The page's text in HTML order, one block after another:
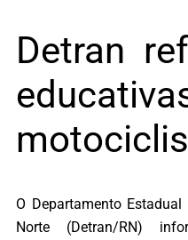
Detran
O Departamento
Norte (Detran/RN)